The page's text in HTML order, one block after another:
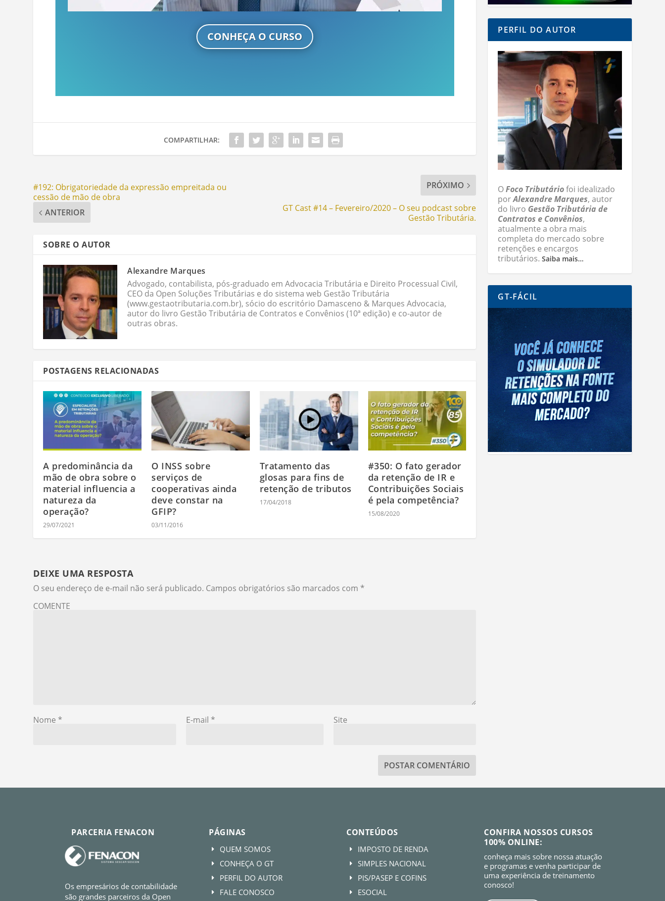
CONHEÇA O CURSO
COMPARTILHAR:
#192: Obrigatoriedade da expressão empreitada ou
cessão de mão de obra
ANTERIOR
PRÓXIMO
GT Cast #14 – Fevereiro/2020 – O seu podcast sobre
Gestão Tributária.
SOBRE O AUTOR
Alexandre Marques
Advogado, contabilista, pós-graduado em Advocacia Tributária e Direito Processual Civil,
CEO da Open Soluções Tributárias e do sistema web Gestão Tributária
(www.gestaotributaria.com.br), sócio do escritório Damasceno & Marques Advocacia,
autor do livro Gestão Tributária de Contratos e Convênios (10ª edição) e co-autor de
outras obras.
POSTAGENS RELACIONADAS
A predominância da
mão de obra sobre o
material influencia a
natureza da
operação?
29/07/2021
O INSS sobre
serviços de
cooperativas ainda
deve constar na
GFIP?
03/11/2016
Tratamento das
glosas para fins de
retenção de tributos
17/04/2018
#350: O fato gerador
da retenção de IR e
Contribuições Sociais
é pela competência?
15/08/2020
DEIXE UMA RESPOSTA
O seu endereço de e-mail não será publicado. Campos obrigatórios são marcados com *
COMENTE
Nome * E-mail * Site
PERFIL DO AUTOR
OFoco Tributáriofoi idealizado
porAlexandre Marques, autor
do livro Gestão Tributária de
Contratos e Convênios,
atualmente a obra mais
completa do mercado sobre
retenções e encargos
tributários.Saiba mais…
GT-FÁCIL
PARCERIA FENACON
Os empresários de contabilidade
são grandes parceiros da Open
PÁGINAS
E QUEM SOMOS
E CONHEÇA O GT
E PERFIL DO AUTOR
E FALE CONOSCO
CONTEÚDOS
E IMPOSTO DE RENDA
E SIMPLES NACIONAL
E PIS/PASEP E COFINS
E ESOCIAL
CONFIRA NOSSOS CURSOS
100% ONLINE:
conheça mais sobre nossa atuação
e programas e venha participar de
uma experiência de treinamento
conosco!